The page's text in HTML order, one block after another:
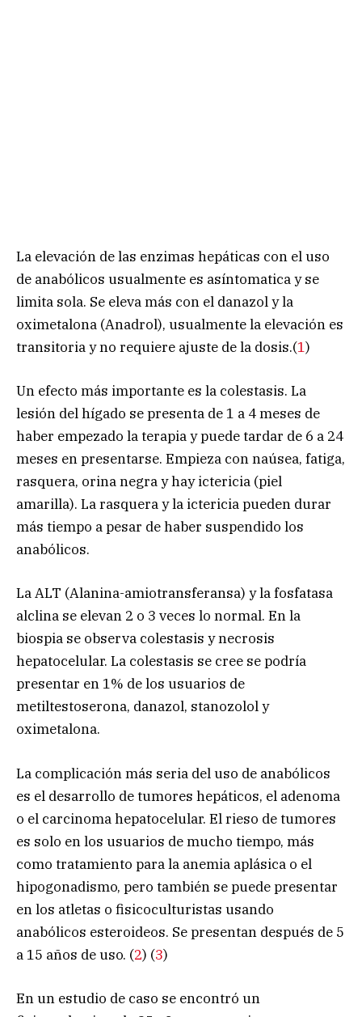
La elevación de las enzimas hepáticas con el uso
de anabólicos usualmente es asíntomatica y se
limita sola. Se eleva más con el danazol y la
oximetalona (Anadrol), usualmente la elevación es
transitoria y no requiere ajuste de la dosis.(1)
Un efecto más importante es la colestasis. La
lesión del hígado se presenta de 1 a 4 meses de
haber empezado la terapia y puede tardar de 6 a 24
meses en presentarse. Empieza con naúsea, fatiga,
rasquera, orina negra y hay ictericia (piel
amarilla). La rasquera y la ictericia pueden durar
más tiempo a pesar de haber suspendido los
anabólicos.
La ALT (Alanina-amiotransferansa) y la fosfatasa
alclina se elevan 2 o 3 veces lo normal. En la
biospia se observa colestasis y necrosis
hepatocelular. La colestasis se cree se podría
presentar en 1% de los usuarios de
metiltestoserona, danazol, stanozolol y
oximetalona.
La complicación más seria del uso de anabólicos
es el desarrollo de tumores hepáticos, el adenoma
o el carcinoma hepatocelular. El rieso de tumores
es solo en los usuarios de mucho tiempo, más
como tratamiento para la anemia aplásica o el
hipogonadismo, pero también se puede presentar
en los atletas o fisicoculturistas usando
anabólicos esteroideos. Se presentan después de 5
a 15 años de uso. (2) (3)
En un estudio de caso se encontró un